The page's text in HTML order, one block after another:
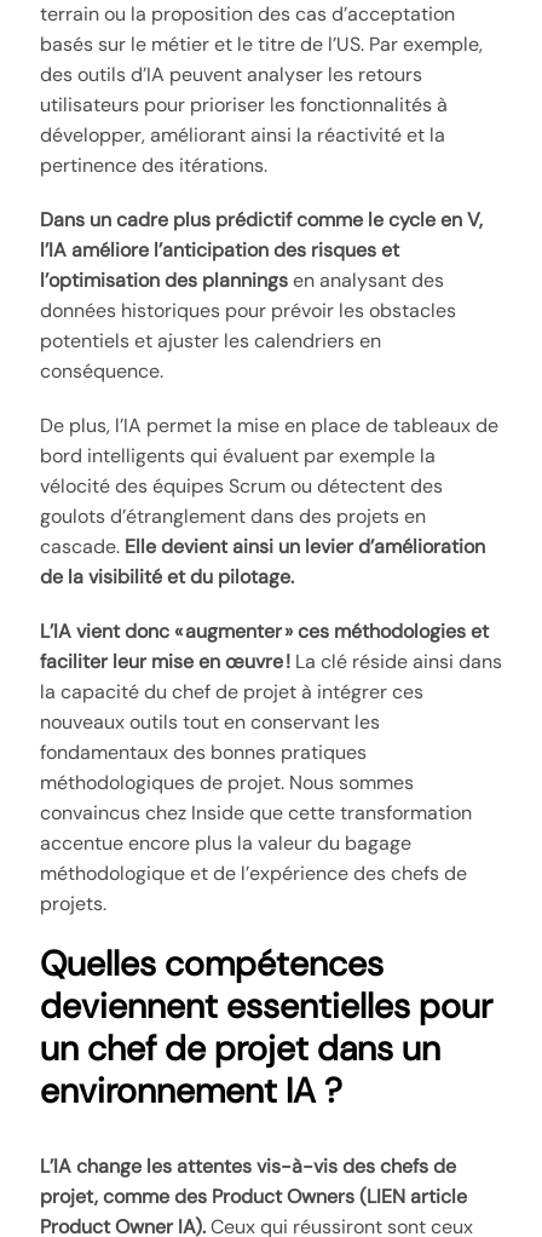
terrain ou la proposition des cas d’acceptation
basés sur le métier et le titre de l’US. Par exemple,
des outils d’IA peuvent analyser les retours
utilisateurs pour prioriser les fonctionnalités à
développer, améliorant ainsi la réactivité et la
pertinence des itérations.
Dans un cadre plus prédictif comme le cycle en V,
l’IA améliore l’anticipation des risques et
l’optimisation des planningsen analysant des
données historiques pour prévoir les obstacles
potentiels et ajuster les calendriers en
conséquence.
De plus, l’IA permet la mise en place de tableaux de
bord intelligents qui évaluent par exemple la
vélocité des équipes Scrum ou détectent des
goulots d’étranglement dans des projets en
cascade. Elle devient ainsi un levier d’amélioration
de la visibilité et du pilotage.
L’IA vient donc « augmenter » ces méthodologies et
faciliter leur mise en œuvre ! La clé réside ainsi dans
la capacité du chef de projet à intégrer ces
nouveaux outils tout en conservant les
fondamentaux des bonnes pratiques
méthodologiques de projet. Nous sommes
convaincus chez Inside que cette transformation
accentue encore plus la valeur du bagage
méthodologique et de l’expérience des chefs de
projets.
Quelles compétences
deviennent essentielles pour
un chef de projet dans un
environnement IA ?
L’IA change les attentes vis-à-vis des chefs de
projet, comme des Product Owners (LIEN article
Product Owner IA).Ceux qui réussiront sont ceux